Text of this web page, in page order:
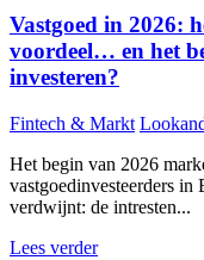
Vastgoed in 2026:
voordeel… en het
investeren?
Fintech & Markt
Het begin van 2026
vastgoedinvesteerders
verdwijnt: de intresten...
Lees verder